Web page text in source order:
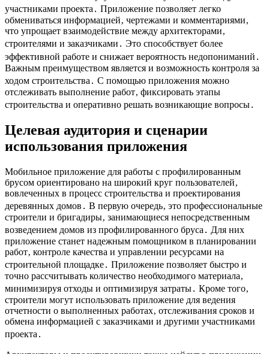
участниками проекта․ Приложение позволяет легко
обмениваться информацией‚ чертежами и комментариями‚
что упрощает взаимодействие между архитекторами‚
строителями и заказчиками․ Это способствует более
эффективной работе и снижает вероятность недопониманий․
Важным преимуществом является и возможность контроля за
ходом строительства․ С помощью приложения можно
отслеживать выполнение работ‚ фиксировать этапы
строительства и оперативно решать возникающие вопросы․
Целевая аудитория и сценарии
использования приложения
Мобильное приложение для работы с профилированным
брусом ориентировано на широкий круг пользователей‚
вовлеченных в процесс строительства и проектирования
деревянных домов․ В первую очередь‚ это профессиональные
строители и бригадиры‚ занимающиеся непосредственным
возведением домов из профилированного бруса․ Для них
приложение станет надежным помощником в планировании
работ‚ контроле качества и управлении ресурсами на
строительной площадке․ Приложение позволяет быстро и
точно рассчитывать количество необходимого материала‚
минимизируя отходы и оптимизируя затраты․ Кроме того‚
строители могут использовать приложение для ведения
отчетности о выполненных работах‚ отслеживания сроков и
обмена информацией с заказчиками и другими участниками
проекта․